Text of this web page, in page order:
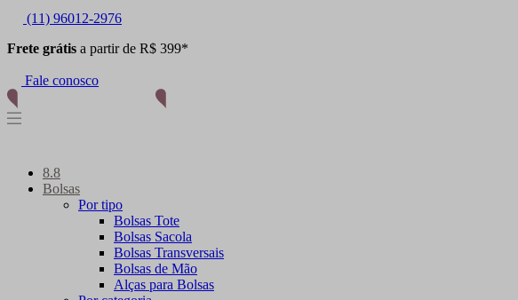
(11) 96012-2976
Frete grátis a partir de R$ 399*
Fale conosco
8.8
Bolsas
Por tipo
Bolsas Tote
Bolsas Sacola
Bolsas Transversais
Bolsas de Mão
Alças para Bolsas